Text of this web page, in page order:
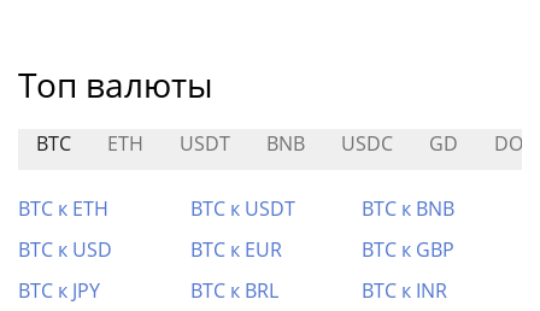
Топ валюты
BTC ETH USDT BNB USDC GD
BTC к ETH BTC к USDT
BTC к BNB
BTC к USD
BTC к EUR
BTC к GBP
BTC к JPY
BTC к BRL
BTC к INR